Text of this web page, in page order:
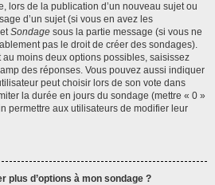
lors de la publication d’un nouveau sujet ou
d’un sujet (si vous en avez les
Sondage sous la partie message (si vous ne
pas le droit de créer des sondages).
moins deux options possibles, saisissez
des réponses. Vous pouvez aussi indiquer
peut choisir lors de son vote dans
la durée en jours du sondage (mettre « 0 »
permettre aux utilisateurs de modifier leur
plus d’options à mon sondage ?